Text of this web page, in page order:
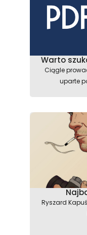
Warto
Ciągle
uparte
Ryszard